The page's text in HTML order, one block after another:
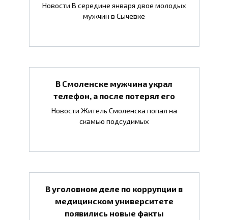
Новости В середине января двое молодых
мужчин в Сычевке
В Смоленске мужчина украл
телефон, а после потерял его
Новости Житель Смоленска попал на
скамью подсудимых
В уголовном деле по коррупции в
медицинском университете
появились новые факты